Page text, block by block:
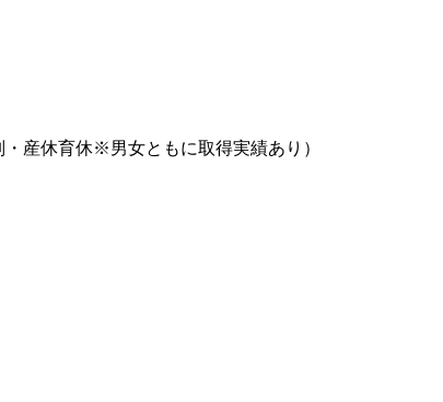
産休育休※男女ともに取得実績あり）